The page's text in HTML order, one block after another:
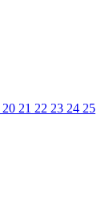
20 21 22 23 24 25